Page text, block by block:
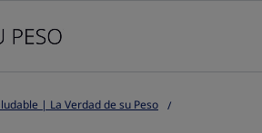
| La Verdad de su Peso